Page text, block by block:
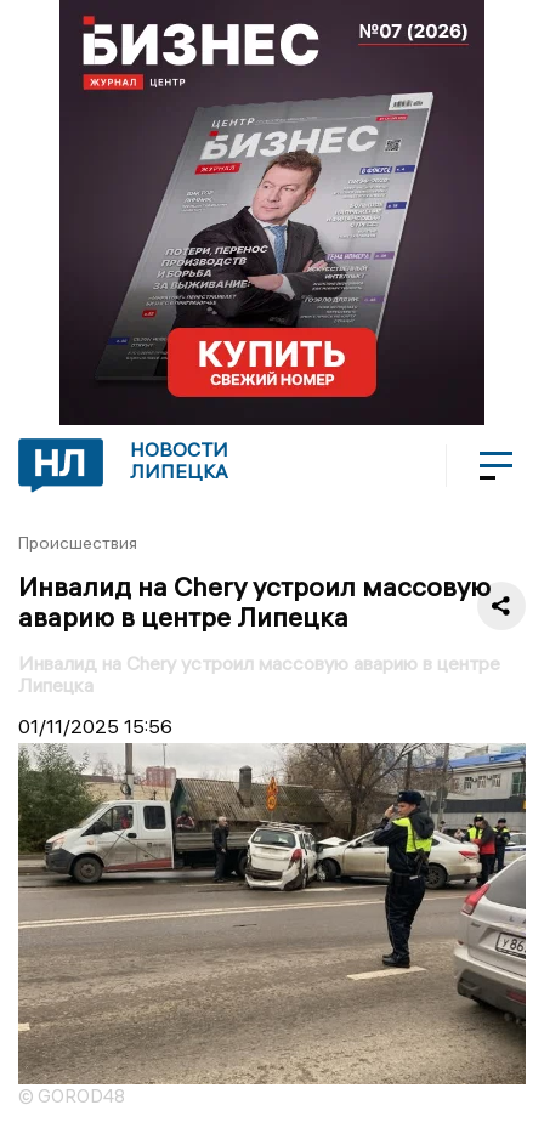
НОВОСТИ
ЛИПЕЦКА
Происшествия
Инвалид на Chery устроил массовую
аварию в центре Липецка
Инвалид на Chery устроил массовую аварию в центре
Липецка
01/11/2025 15:56
© GOROD48